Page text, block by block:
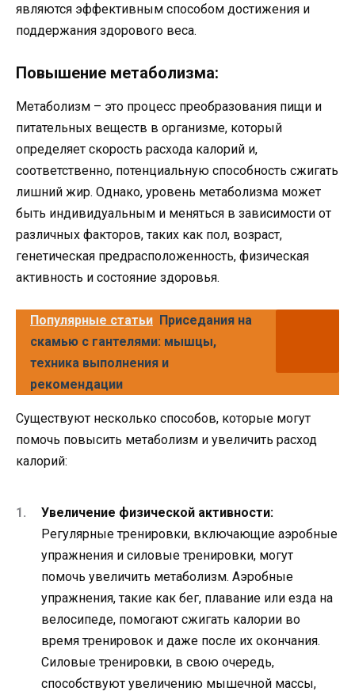
являются эффективным способом достижения и
поддержания здорового веса.
Повышение метаболизма:
Метаболизм – это процесс преобразования пищи и
питательных веществ в организме, который
определяет скорость расхода калорий и,
соответственно, потенциальную способность сжигать
лишний жир. Однако, уровень метаболизма может
быть индивидуальным и меняться в зависимости от
различных факторов, таких как пол, возраст,
генетическая предрасположенность, физическая
активность и состояние здоровья.
Популярные статьи Приседания на
скамью с гантелями: мышцы,
техника выполнения и
рекомендации
Существуют несколько способов, которые могут
помочь повысить метаболизм и увеличить расход
калорий:
Увеличение физической активности:
Регулярные тренировки, включающие аэробные
упражнения и силовые тренировки, могут
помочь увеличить метаболизм. Аэробные
упражнения, такие как бег, плавание или езда на
велосипеде, помогают сжигать калории во
время тренировок и даже после их окончания.
Силовые тренировки, в свою очередь,
способствуют увеличению мышечной массы,